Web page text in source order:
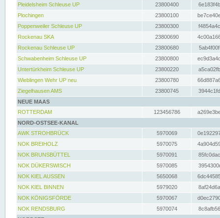
Pleidelsheim Schleuse UP
23800400
Plochingen
23800100
Poppenweiler Schleuse UP
23800300
Rockenau SKA
23800690
Rockenau Schleuse UP
23800680
Schwabenheim Schleuse UP
23800800
Untertürkheim Schleuse UP
23800220
Wieblingen Wehr UP neu
23800780
Ziegelhausen AMS
23800745
NEUE MAAS
ROTTERDAM
123456786
NORD-OSTSEE-KANAL
AWK STROHBRÜCK
5970069
NOK BREIHOLZ
5970075
NOK BRUNSBÜTTEL
5970091
NOK DÜKERSWISCH
5970085
NOK KIEL AUSSEN
5650068
NOK KIEL BINNEN
5979020
NOK KÖNIGSFÖRDE
5970067
NOK RENDSBURG
5970074